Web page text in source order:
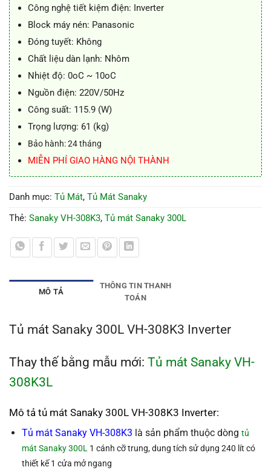
Công nghệ tiết kiệm điện: Inverter
Block máy nén: Panasonic
Đóng tuyết: Không
Chất liệu dàn lạnh: Nhôm
Nhiệt độ: 0oC ~ 10oC
Nguồn điện: 220V/50Hz
Công suất: 115.9 (W)
Trọng lượng: 61 (kg)
Bảo hành: 24 tháng
MIỄN PHÍ GIAO HÀNG NỘI THÀNH
Danh mục: Tủ Mát, Tủ Mát Sanaky
Thẻ: Sanaky VH-308K3, Tủ mát Sanaky 300L
MÔ TẢ
THÔNG TIN THANH
TOÁN
Tủ mát Sanaky 300L VH-308K3 Inverter
Thay thế bằng mẫu mới: Tủ mát Sanaky VH-
308K3L
Mô tả tủ mát Sanaky 300L VH-308K3 Inverter:
Tủ mát Sanaky VH-308K3 là sản phẩm thuộc dòng tủ
mát Sanaky 300L1 cánh cỡ trung, dung tích sử dụng 240 lít có
thiết kế 1 cửa mở ngang